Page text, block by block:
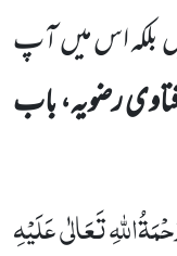
بلکہ اس میںآپ
رضویہ، باب
تَعَالٰی عَلَیْہِ